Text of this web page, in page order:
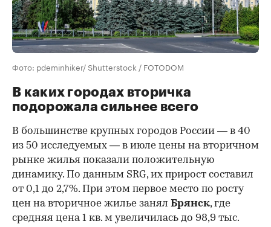
Фото: pdeminhiker/ Shutterstock / FOTODOM
В каких городах вторичка
подорожала сильнее всего
В большинстве крупных городов России — в 40
из 50 исследуемых — в июле цены на вторичном
рынке жилья показали положительную
динамику. По данным SRG, их прирост составил
от 0,1 до 2,7%. При этом первое место по росту
цен на вторичное жилье занял Брянск, где
средняя цена 1 кв. м увеличилась до 98,9 тыс.